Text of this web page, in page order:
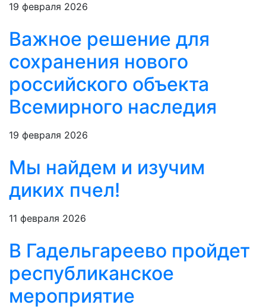
19 февраля 2026
Важное решение для
сохранения нового
российского объекта
Всемирного наследия
19 февраля 2026
Мы найдем и изучим
диких пчел!
11 февраля 2026
В Гадельгареево пройдет
республиканское
мероприятие